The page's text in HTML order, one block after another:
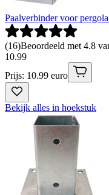
Paalverbinder voor
(16)Beoordeeld met 4.8
10.99
Prijs: 10.99 euro
Bekijk alles in hoekstuk